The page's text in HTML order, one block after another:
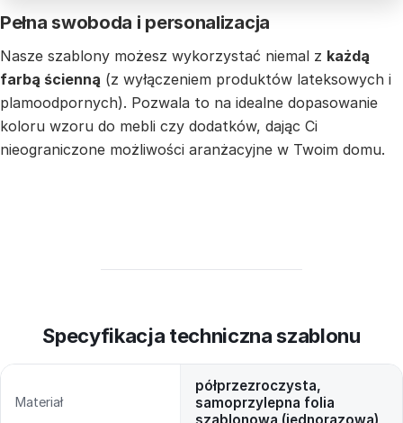
Pełna swoboda i personalizacja
Nasze szablony możesz wykorzystać niemal z każdą
farbą ścienną (z wyłączeniem produktów lateksowych i
plamoodpornych). Pozwala to na idealne dopasowanie
koloru wzoru do mebli czy dodatków, dając Ci
nieograniczone możliwości aranżacyjne w Twoim domu.
Specyfikacja techniczna szablonu
Materiał
półprzezroczysta,
samoprzylepna folia